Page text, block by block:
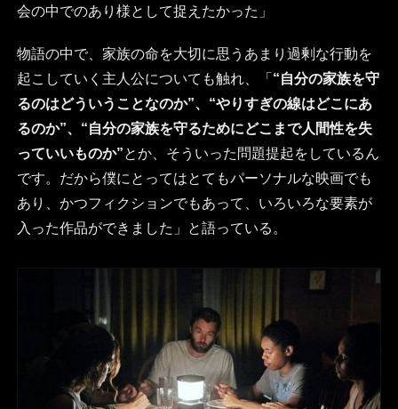
会の中でのあり様として捉えたかった」
物語の中で、家族の命を大切に思うあまり過剰な行動を
起こしていく主人公についても触れ、「 “自分の家族を守
るのはどういうことなのか”、“やりすぎの線はどこにあ
るのか”、“自分の家族を守るためにどこまで人間性を失
っていいものか”とか、そういった問題提起をしているん
です。だから僕にとってはとてもパーソナルな映画でも
あり、かつフィクションでもあって、いろいろな要素が
入った作品ができました」と語っている。